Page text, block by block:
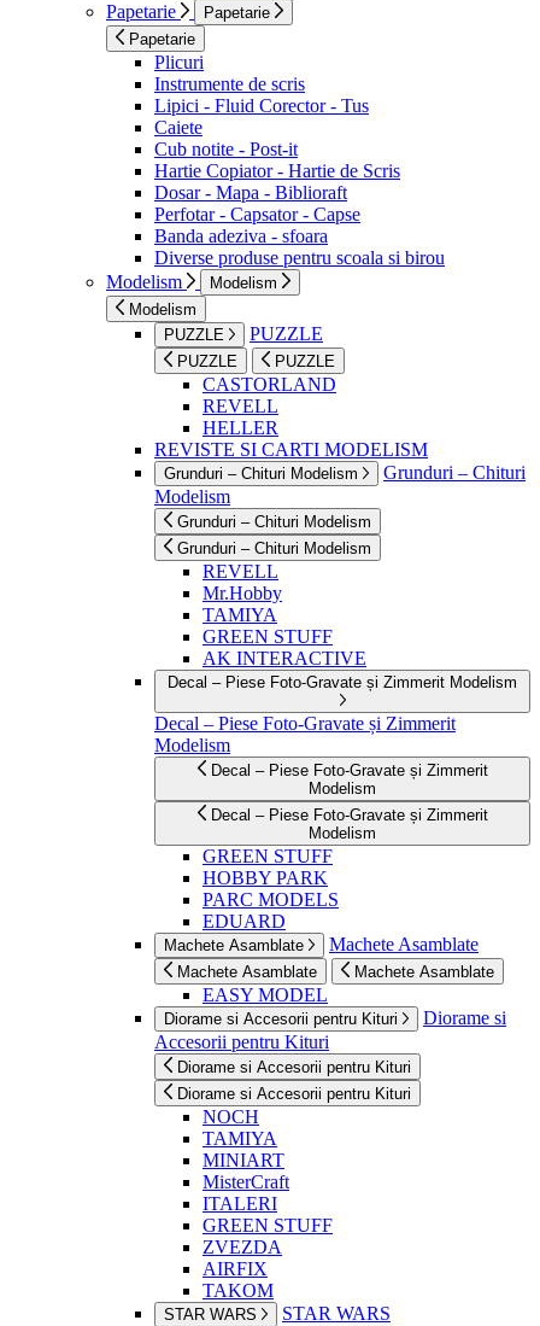
Papetarie
Papetarie
Papetarie
Plicuri
Instrumente de scris
Lipici - Fluid Corector - Tus
Caiete
Cub notite - Post-it
Hartie Copiator - Hartie de Scris
Dosar - Mapa - Biblioraft
Perfotar - Capsator - Capse
Banda adeziva - sfoara
Diverse produse pentru scoala si birou
Modelism
Modelism
Modelism
PUZZLE
PUZZLE
PUZZLE PUZZLE
CASTORLAND
REVELL
HELLER
REVISTE SI CARTI MODELISM
Grunduri – Chituri Modelism
Grunduri – Chituri
Modelism
Grunduri – Chituri Modelism
Grunduri – Chituri Modelism
REVELL
Mr.Hobby
TAMIYA
GREEN STUFF
AK INTERACTIVE
Decal – Piese Foto-Gravate și Zimmerit Modelism
Decal – Piese Foto-Gravate și Zimmerit
Modelism
Decal – Piese Foto-Gravate și Zimmerit
Modelism
Decal – Piese Foto-Gravate și Zimmerit
Modelism
GREEN STUFF
HOBBY PARK
PARC MODELS
EDUARD
Machete Asamblate Machete Asamblate
Machete Asamblate Machete Asamblate
EASY MODEL
Diorame si Accesorii pentru Kituri
Diorame si
Accesorii pentru Kituri
Diorame si Accesorii pentru Kituri
Diorame si Accesorii pentru Kituri
NOCH
TAMIYA
MINIART
MisterCraft
ITALERI
GREEN STUFF
ZVEZDA
AIRFIX
TAKOM
STAR WARS STAR WARS